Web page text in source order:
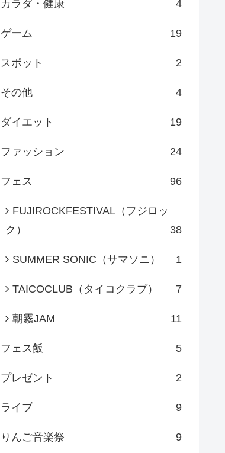
カラダ・健康 4
ゲーム 19
スポット 2
その他 4
ダイエット 19
ファッション 24
フェス 96
FUJIROCKFESTIVAL（フジロッ
ク）
38
SUMMER SONIC（サマソニ） 1
TAICOCLUB（タイコクラブ） 7
朝霧JAM 11
フェス飯 5
プレゼント 2
ライブ 9
りんご音楽祭 9